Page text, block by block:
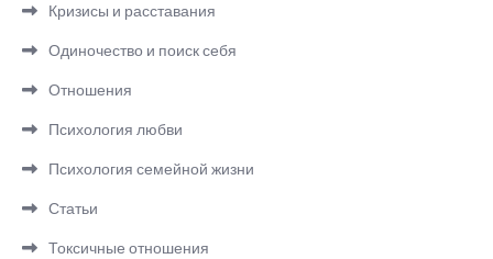
Кризисы и расставания
Одиночество и поиск себя
Отношения
Психология любви
Психология семейной жизни
Статьи
Токсичные отношения